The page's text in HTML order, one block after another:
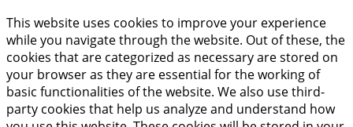
This website uses cookies to improve your experience
while you navigate through the website. Out of these, the
cookies that are categorized as necessary are stored on
your browser as they are essential for the working of
basic functionalities of the website. We also use third-
party cookies that help us analyze and understand how